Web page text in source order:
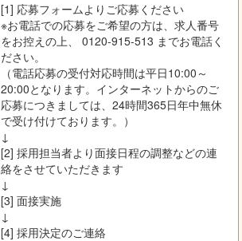
[1] 応募フォームよりご応募ください
※お電話での応募をご希望の方は、求人番号
をお控えの上、 0120-915-513 までお電話く
ださい。
（電話応募の受付対応時間は平日10:00～
20:00となります。インターネットからのご
応募につきましては、24時間365日年中無休
で受け付けております。）
↓
[2] 採用担当者より面接日程の調整などの連
絡をさせていただきます
↓
[3] 面接実施
↓
[4] 採用決定のご連絡